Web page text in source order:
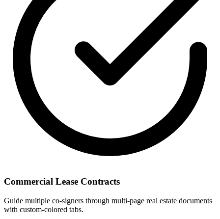
Commercial Lease Contracts
Guide multiple co-signers through multi-page real estate documents
with custom-colored tabs.